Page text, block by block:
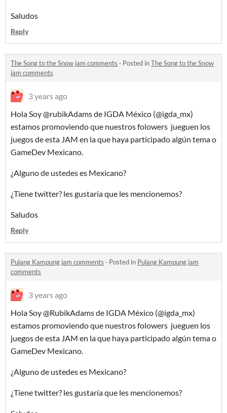
Saludos
Reply
The Song to the Snow jam comments · Posted inThe Song to the Snow
jam comments
3 years ago
Hola Soy @rubikAdams de IGDA México (@igda_mx)
estamos promoviendo que nuestros folowers jueguen los
juegos de esta JAM en la que haya participado algún tema o
GameDev Mexicano.
¿Alguno de ustedes es Mexicano?
¿Tiene twitter? les gustaría que les mencionemos?
Saludos
Reply
Pulang Kampung jam comments · Posted in Pulang Kampung jam
comments
3 years ago
Hola Soy @RubikAdams de IGDA México (@igda_mx)
estamos promoviendo que nuestros folowers jueguen los
juegos de esta JAM en la que haya participado algún tema o
GameDev Mexicano.
¿Alguno de ustedes es Mexicano?
¿Tiene twitter? les gustaría que les mencionemos?